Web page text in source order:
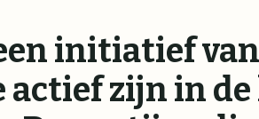
initiatief
zijn in